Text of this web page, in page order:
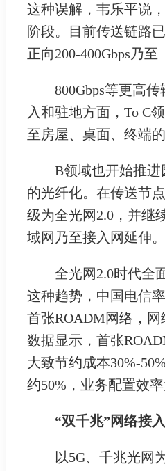
这种误解，韦乐平说
阶段。目前传送链路
正向200-400Gbps乃至
800Gbps等更高传
入和驻地方面，To C
至房屋、桌面、终端
B领域也开始推进
的光纤化。在传送节
级为全光网2.0，并继
域网乃至接入网延伸。
全光网2.0时代全面
这种趋势，中国电信
首张ROADM网络，网
数据显示，首张
大致节约成本30%-
约50%，业务配置效率
“双千兆”网络接
以5G、千兆光网为